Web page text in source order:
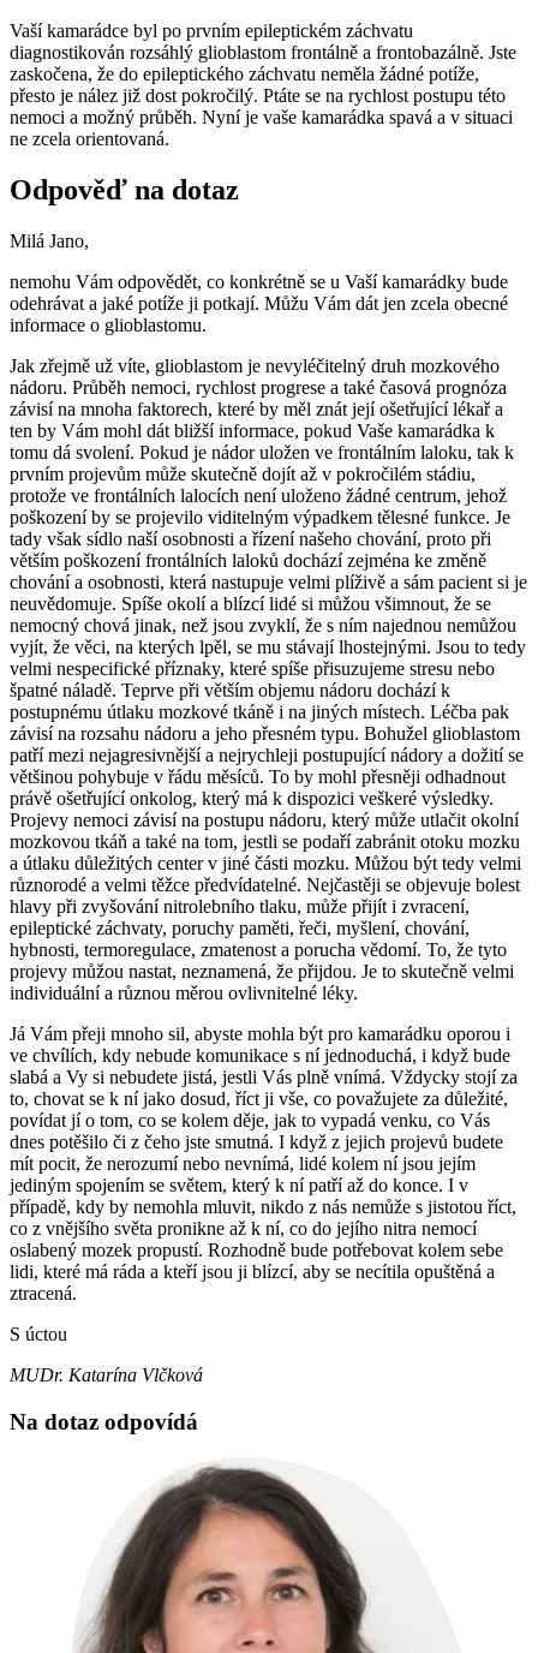
Vaší kamarádce byl po prvním epileptickém záchvatu
diagnostikován rozsáhlý glioblastom frontálně a frontobazálně. Jste
zaskočena, že do epileptického záchvatu neměla žádné potíže,
přesto je nález již dost pokročilý. Ptáte se na rychlost postupu této
nemoci a možný průběh. Nyní je vaše kamarádka spavá a v situaci
ne zcela orientovaná.
Odpověď na dotaz
Milá Jano,
nemohu Vám odpovědět, co konkrétně se u Vaší kamarádky bude
odehrávat a jaké potíže ji potkají. Můžu Vám dát jen zcela obecné
informace o glioblastomu.
Jak zřejmě už víte, glioblastom je nevyléčitelný druh mozkového
nádoru. Průběh nemoci, rychlost progrese a také časová prognóza
závisí na mnoha faktorech, které by měl znát její ošetřující lékař a
ten by Vám mohl dát bližší informace, pokud Vaše kamarádka k
tomu dá svolení. Pokud je nádor uložen ve frontálním laloku, tak k
prvním projevům může skutečně dojít až v pokročilém stádiu,
protože ve frontálních lalocích není uloženo žádné centrum, jehož
poškození by se projevilo viditelným výpadkem tělesné funkce. Je
tady však sídlo naší osobnosti a řízení našeho chování, proto při
větším poškození frontálních laloků dochází zejména ke změně
chování a osobnosti, která nastupuje velmi plíživě a sám pacient si je
neuvědomuje. Spíše okolí a blízcí lidé si můžou všimnout, že se
nemocný chová jinak, než jsou zvyklí, že s ním najednou nemůžou
vyjít, že věci, na kterých lpěl, se mu stávají lhostejnými. Jsou to tedy
velmi nespecifické příznaky, které spíše přisuzujeme stresu nebo
špatné náladě. Teprve při větším objemu nádoru dochází k
postupnému útlaku mozkové tkáně i na jiných místech. Léčba pak
závisí na rozsahu nádoru a jeho přesném typu. Bohužel glioblastom
patří mezi nejagresivnější a nejrychleji postupující nádory a dožití se
většinou pohybuje v řádu měsíců. To by mohl přesněji odhadnout
právě ošetřující onkolog, který má k dispozici veškeré výsledky.
Projevy nemoci závisí na postupu nádoru, který může utlačit okolní
mozkovou tkáň a také na tom, jestli se podaří zabránit otoku mozku
a útlaku důležitých center v jiné části mozku. Můžou být tedy velmi
různorodé a velmi těžce předvídatelné. Nejčastěji se objevuje bolest
hlavy při zvyšování nitrolebního tlaku, může přijít i zvracení,
epileptické záchvaty, poruchy paměti, řeči, myšlení, chování,
hybnosti, termoregulace, zmatenost a porucha vědomí. To, že tyto
projevy můžou nastat, neznamená, že přijdou. Je to skutečně velmi
individuální a různou měrou ovlivnitelné léky.
Já Vám přeji mnoho sil, abyste mohla být pro kamarádku oporou i
ve chvílích, kdy nebude komunikace s ní jednoduchá, i když bude
slabá a Vy si nebudete jistá, jestli Vás plně vnímá. Vždycky stojí za
to, chovat se k ní jako dosud, říct ji vše, co považujete za důležité,
povídat jí o tom, co se kolem děje, jak to vypadá venku, co Vás
dnes potěšilo či z čeho jste smutná. I když z jejich projevů budete
mít pocit, že nerozumí nebo nevnímá, lidé kolem ní jsou jejím
jediným spojením se světem, který k ní patří až do konce. I v
případě, kdy by nemohla mluvit, nikdo z nás nemůže s jistotou říct,
co z vnějšího světa pronikne až k ní, co do jejího nitra nemocí
oslabený mozek propustí. Rozhodně bude potřebovat kolem sebe
lidi, které má ráda a kteří jsou ji blízcí, aby se necítila opuštěná a
ztracená.
S úctou
MUDr. Katarína Vlčková
Na dotaz odpovídá